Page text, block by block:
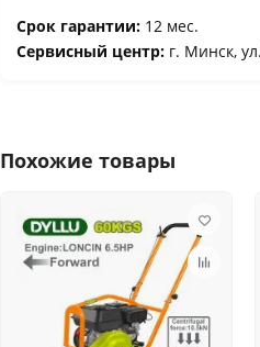
Срок гарантии: 12 мес.
Сервисный центр: г. Минск,
Похожие товары